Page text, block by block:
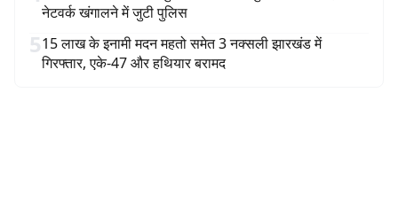
नेटवर्क खंगालने में जुटी पुलिस
515 लाख के इनामी मदन महतो समेत 3 नक्सली झारखंड में
गिरफ्तार, एके-47 और हथियार बरामद